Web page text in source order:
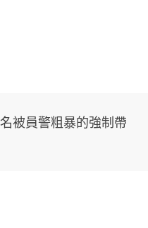
被員警粗暴的強制帶